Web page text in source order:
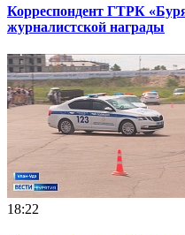
Корреспондент ГТРК
журналистской награды
18:22